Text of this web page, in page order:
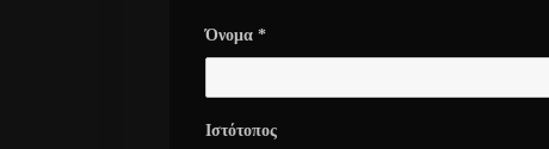
Όνομα *
Ιστότοπος